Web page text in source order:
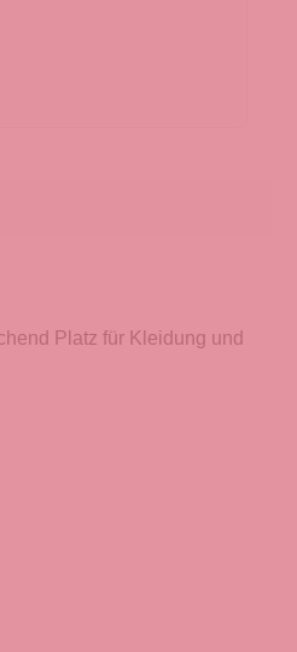
Platz für Kleidung und